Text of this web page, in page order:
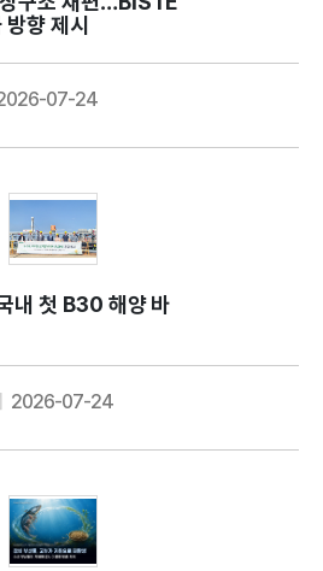
향 제시
07-24
2026-07-24